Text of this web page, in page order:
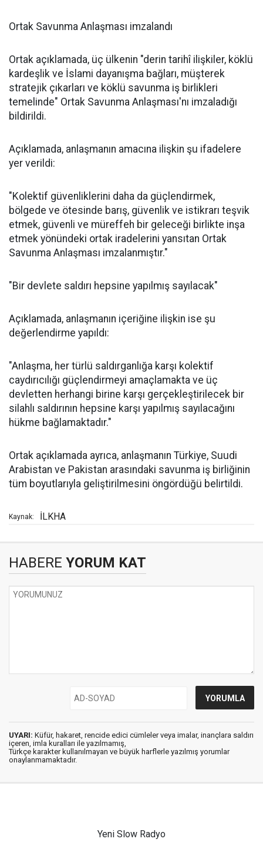
Ortak Savunma Anlaşması imzalandı
Ortak açıklamada, üç ülkenin "derin tarihî ilişkiler, köklü
kardeşlik ve İslami dayanışma bağları, müşterek
stratejik çıkarları ve köklü savunma iş birlikleri
temelinde" Ortak Savunma Anlaşması'nı imzaladığı
bildirildi.
Açıklamada, anlaşmanın amacına ilişkin şu ifadelere
yer verildi:
"Kolektif güvenliklerini daha da güçlendirmek,
bölgede ve ötesinde barış, güvenlik ve istikrarı teşvik
etmek, güvenli ve müreffeh bir geleceği birlikte inşa
etmek yönündeki ortak iradelerini yansıtan Ortak
Savunma Anlaşması imzalanmıştır."
"Bir devlete saldırı hepsine yapılmış sayılacak"
Açıklamada, anlaşmanın içeriğine ilişkin ise şu
değerlendirme yapıldı:
"Anlaşma, her türlü saldırganlığa karşı kolektif
caydırıcılığı güçlendirmeyi amaçlamakta ve üç
devletten herhangi birine karşı gerçekleştirilecek bir
silahlı saldırının hepsine karşı yapılmış sayılacağını
hükme bağlamaktadır."
Ortak açıklamada ayrıca, anlaşmanın Türkiye, Suudi
Arabistan ve Pakistan arasındaki savunma iş birliğinin
tüm boyutlarıyla geliştirilmesini öngördüğü belirtildi.
Kaynak: İLKHA
HABERE YORUM KAT
UYARI: Küfür, hakaret, rencide edici cümleler veya imalar, inançlara saldırı
içeren, imla kuralları ile yazılmamış,
Türkçe karakter kullanılmayan ve büyük harflerle yazılmış yorumlar
onaylanmamaktadır.
Yeni Slow Radyo